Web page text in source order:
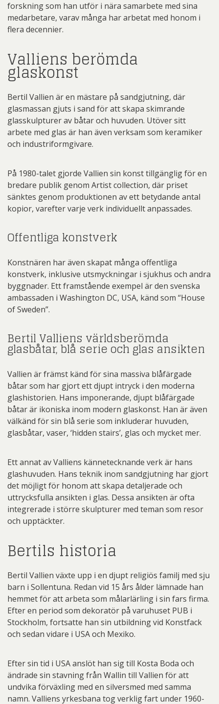
forskning som han utför i nära samarbete med sina
medarbetare, varav många har arbetat med honom i
flera decennier.
Valliens berömda
glaskonst
Bertil Vallien är en mästare på sandgjutning, där
glasmassan gjuts i sand för att skapa skimrande
glasskulpturer av båtar och huvuden. Utöver sitt
arbete med glas är han även verksam som keramiker
och industriformgivare.
På 1980-talet gjorde Vallien sin konst tillgänglig för en
bredare publik genom Artist collection, där priset
sänktes genom produktionen av ett betydande antal
kopior, varefter varje verk individuellt anpassades.
Offentliga konstverk
Konstnären har även skapat många offentliga
konstverk, inklusive utsmyckningar i sjukhus och andra
byggnader. Ett framstående exempel är den svenska
ambassaden i Washington DC, USA, känd som “House
of Sweden”.
Bertil Valliens världsberömda
glasbåtar, blå serie och glas ansikten
Vallien är främst känd för sina massiva blåfärgade
båtar som har gjort ett djupt intryck i den moderna
glashistorien. Hans imponerande, djupt blåfärgade
båtar är ikoniska inom modern glaskonst. Han är även
välkänd för sin blå serie som inkluderar huvuden,
glasbåtar, vaser, ‘hidden stairs’, glas och mycket mer.
Ett annat av Valliens kännetecknande verk är hans
glashuvuden. Hans teknik inom sandgjutning har gjort
det möjligt för honom att skapa detaljerade och
uttrycksfulla ansikten i glas. Dessa ansikten är ofta
integrerade i större skulpturer med teman som resor
och upptäckter.
Bertils historia
Bertil Vallien växte upp i en djupt religiös familj med sju
barn i Sollentuna. Redan vid 15 års ålder lämnade han
hemmet för att arbeta som målarlärling i sin fars firma.
Efter en period som dekoratör på varuhuset PUB i
Stockholm, fortsatte han sin utbildning vid Konstfack
och sedan vidare i USA och Mexiko.
Efter sin tid i USA anslöt han sig till Kosta Boda och
ändrade sin stavning från Wallin till Vallien för att
undvika förväxling med en silversmed med samma
namn. Valliens yrkesbana tog verklig fart under 1960-